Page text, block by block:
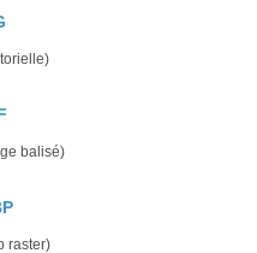
balisé)
raster)